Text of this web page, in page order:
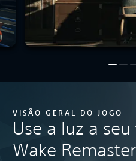
VISÃO GERAL DO JOGO
Use a luz a
Wake